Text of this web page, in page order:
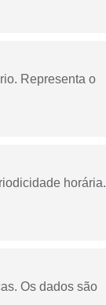
Representa o
horária.
Os dados são